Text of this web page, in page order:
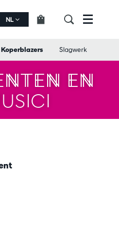
NL Menu
Koperblazers Slagwerk
EN